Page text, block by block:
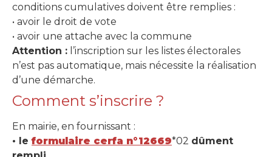
conditions cumulatives doivent être remplies :
• avoir le droit de vote
• avoir une attache avec la commune
Attention : l’inscription sur les listes électorales
n’est pas automatique, mais nécessite la réalisation
d’une démarche.
Comment s’inscrire ?
En mairie, en fournissant :
• leformulaire cerfa n°12669*02 dûment